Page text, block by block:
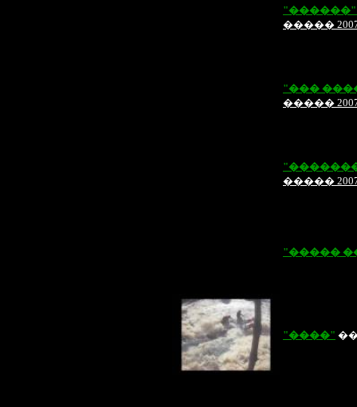
�����
"���
�����
�����
"�����
"����"